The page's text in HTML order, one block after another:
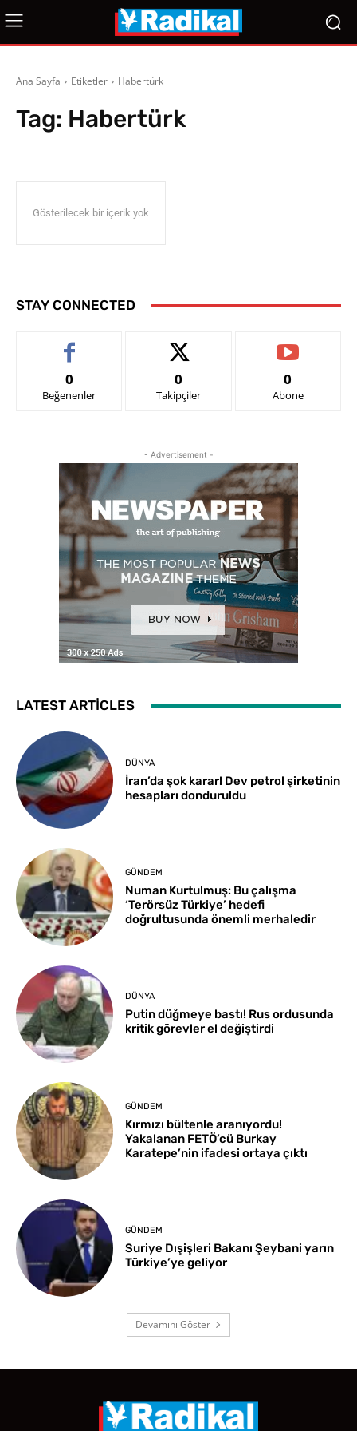
Ana Sayfa Etiketler Habertürk
Tag: Habertürk
Gösterilecek bir içerik yok
STAY CONNECTED
0
Beğenenler
0
Takipçiler
0
Abone
- Advertisement -
LATEST ARTICLES
DÜNYA
İran’da şok karar! Dev petrol şirketinin
hesapları donduruldu
GÜNDEM
Numan Kurtulmuş: Bu çalışma
‘Terörsüz Türkiye’ hedefi
doğrultusunda önemli merhaledir
DÜNYA
Putin düğmeye bastı! Rus ordusunda
kritik görevler el değiştirdi
GÜNDEM
Kırmızı bültenle aranıyordu!
Yakalanan FETÖ’cü Burkay
Karatepe’nin ifadesi ortaya çıktı
GÜNDEM
Suriye Dışişleri Bakanı Şeybani yarın
Türkiye’ye geliyor
Devamını Göster